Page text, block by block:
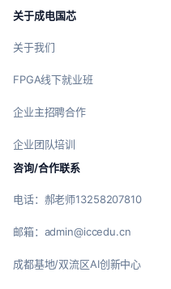
关于成电国芯
关于我们
FPGA线下就业班
企业主招聘合作
企业团队培训
咨询/合作联系
电话：郝老师13258207810
邮箱：admin@iccedu.cn
成都基地/双流区AI创新中心